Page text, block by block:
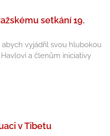
setkání 19.
vyjádřil svou hlubokou
a členům iniciativy
v Tibetu